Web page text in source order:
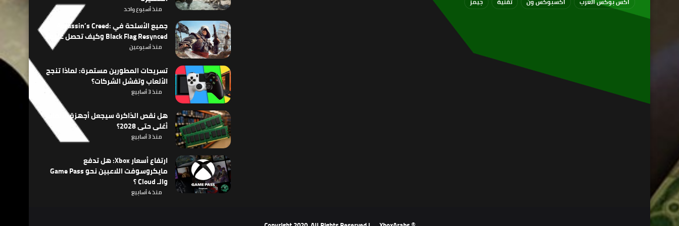
منذ أسبوع واحد
جميع الأسلحة في Assassin’s Creed:
Black Flag Resynced وكيف تحصل عليها
منذ أسبوعين
تسريحات المطورين مستمرة: لماذا تنجح
الألعاب وتفشل الشركات؟
منذ 3 أسابيع
هل نقص الذاكرة سيجعل أجهزة الألعاب
أغلى حتى 2028؟
منذ 3 أسابيع
ارتفاع أسعار Xbox: هل تدفع
مايكروسوفت اللاعبين نحو Game Pass
والـ Cloud ؟
منذ 4 أسابيع